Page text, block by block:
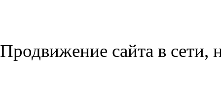
Продвижение сайта в сети,